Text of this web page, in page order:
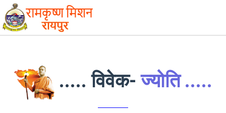
..... विवेक- ज्योति .....